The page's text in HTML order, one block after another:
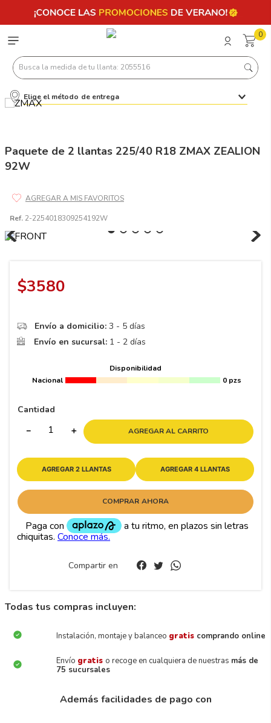
0
Busca la medida de tu llanta: 2055516
Elige el método de entrega
Paquete de 2 llantas 225/40 R18 ZMAX ZEALION
92W
Ref. 2-2254018309254192W
$3580
Envío a domicilio: 3 - 5 días
Envío en sucursal: 1 - 2 días
Disponibilidad
Nacional
0 pzs
Cantidad
＋
－ AGREGAR AL CARRITO
AGREGAR 2 LLANTAS AGREGAR 4 LLANTAS
COMPRAR AHORA
Compartir en
Todas tus compras incluyen:
Instalación, montaje y balanceo gratis comprando online
Envío gratis o recoge en cualquiera de nuestras más de
75 sucursales
Además facilidades de pago con
Términos más buscados
2
6 205